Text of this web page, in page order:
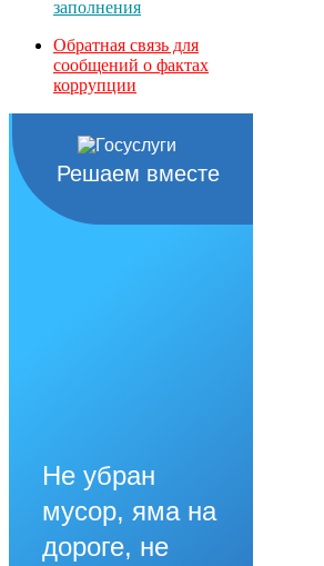
заполнения
Обратная связь для
сообщений о фактах
коррупции
Решаем вместе
Не убран
мусор, яма на
дороге, не